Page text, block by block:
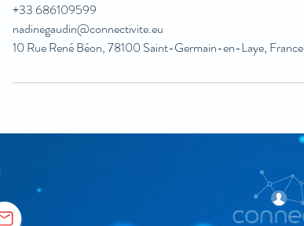
+33 686109599
nadinegaudin@connectivite.eu
10 Rue René Béon, 78100 Saint-Germain-en-Laye, France